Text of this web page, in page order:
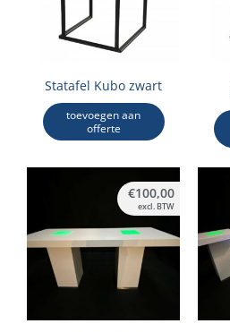
Statafel Kubo zwart
toevoegen aan
offerte
€100,00
excl. BTW